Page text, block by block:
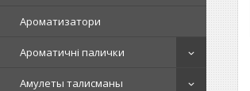
Ароматизатори
Ароматичні палички
Амулеты талисманы